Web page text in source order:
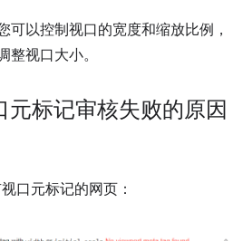
可以控制视口的宽度和缩放比例，
整视口大小。
元标记审核失败的原因
口元标记的网页：